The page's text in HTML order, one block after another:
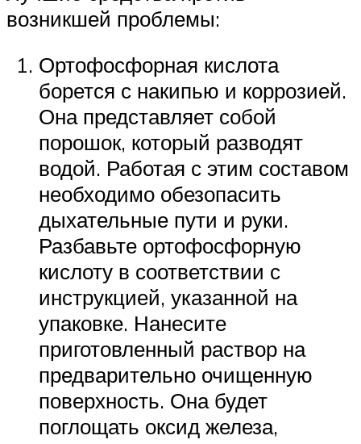
возникшей проблемы:
Ортофосфорная кислота
борется с накипью и коррозией.
Она представляет собой
порошок, который разводят
водой. Работая с этим составом
необходимо обезопасить
дыхательные пути и руки.
Разбавьте ортофосфорную
кислоту в соответствии с
инструкцией, указанной на
упаковке. Нанесите
приготовленный раствор на
предварительно очищенную
поверхность. Она будет
поглощать оксид железа,